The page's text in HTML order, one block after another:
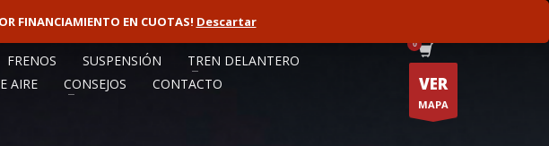
VENTA MAYORISTA FLOTAS
FRENOS SUSPENSIÓN
TREN DELANTERO
AIRE CONSEJOS CONTACTO VER
MAPA
FINANCIAMIENTO EN CUOTAS! Descartar